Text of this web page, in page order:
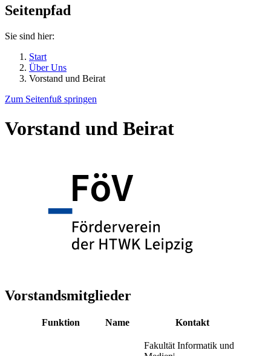
Seitenpfad
Sie sind hier:
Start
Über Uns
Vorstand und Beirat
Zum Seitenfuß springen
Vorstand und Beirat
Vorstandsmitglieder
Funktion Name Kontakt
Fakultät Informatik und